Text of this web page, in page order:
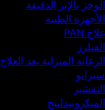
الوخز بالإبر الدقيقة
الأجهزة الطبية
علاج PAN
الفيلرز
الرعاية المنزلية بعد العلاج
التقشير
الميكرونيدلينج